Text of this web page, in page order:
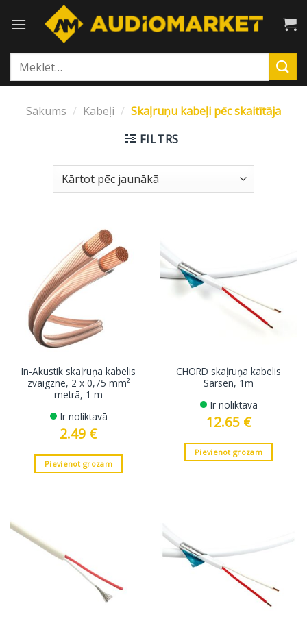
Meklēt:
Sākums / Kabeļi / Skaļruņu kabeļi pēc skaitītāja
FILTRS
In-Akustik skaļruņa kabelis
zvaigzne, 2 x 0,75 mm²
metrā, 1 m
Ir noliktavā
2.49 €
Pievienot grozam
CHORD skaļruņa kabelis
Sarsen, 1m
Ir noliktavā
12.65 €
Pievienot grozam